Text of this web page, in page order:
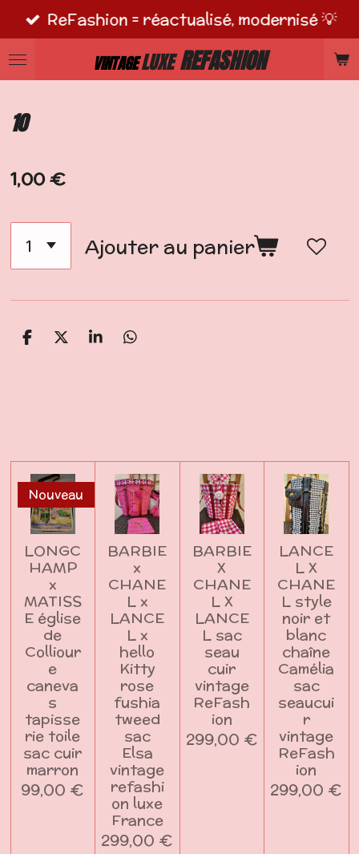
Passer
au
contenu
principal
VINTAGELUXE REFASHION
ReFashion = réactualisé, modernisé 💡
10
1,00 €
Ajouter au panier
P P P P
Nouveau
LONGC
HAMP
x
MATISS
E église
de
Colliour
e
caneva
s
tapisse
rie toile
sac cuir
marron
99,00 €
BARBIE
x
CHANE
L x
LANCE
L x
hello
Kitty
rose
fushia
tweed
sac
Elsa
vintage
refashi
on luxe
France
299,00 €
BARBIE
X
CHANE
L X
LANCE
L sac
seau
cuir
vintage
ReFash
ion
299,00 €
LANCE
L X
CHANE
L style
noir et
blanc
chaîne
Camélia
sac
seaucui
r
vintage
ReFash
ion
299,00 €